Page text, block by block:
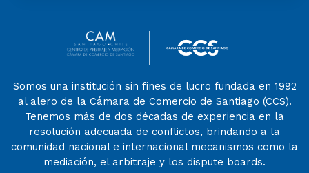
Somos una institución sin fines de lucro fundada en 1992
al alero de la Cámara de Comercio de Santiago (CCS).
Tenemos más de dos décadas de experiencia en la
resolución adecuada de conflictos, brindando a la
comunidad nacional e internacional mecanismos como la
mediación, el arbitraje y los dispute boards.